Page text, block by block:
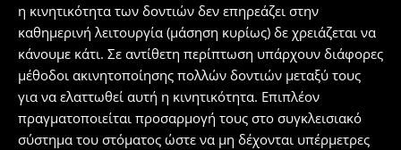
η κινητικότητα των δοντιών δεν επηρεάζει στην
καθημερινή λειτουργία (μάσηση κυρίως) δε χρειάζεται να
κάνουμε κάτι. Σε αντίθετη περίπτωση υπάρχουν διάφορες
μέθοδοι ακινητοποίησης πολλών δοντιών μεταξύ τους
για να ελαττωθεί αυτή η κινητικότητα. Επιπλέον
πραγματοποιείται προσαρμογή τους στο συγκλεισιακό
σύστημα του στόματος ώστε να μη δέχονται υπέρμετρες